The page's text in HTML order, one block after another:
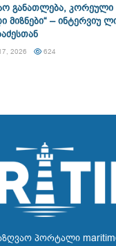
განათლება,
მიზნები“ – ინტერვიუ
2026 624
პორტალი